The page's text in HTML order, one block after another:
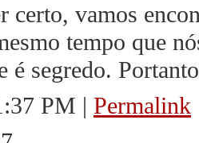
certo, vamos
tempo que
é segredo.
PM | Permalink